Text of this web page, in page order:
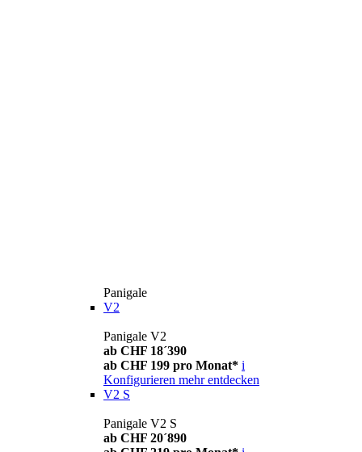
Panigale
V2
Panigale V2
ab CHF 18´390
ab CHF 199 pro Monat* i
Konfigurieren mehr entdecken
V2 S
Panigale V2 S
ab CHF 20´890